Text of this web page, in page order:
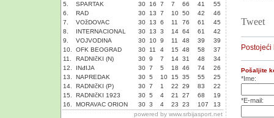
5.
SPARTAK 30 16 7 7 66 41
55
6.
RAD 30 13 7 10 50 42
46
7.
VOžDOVAC 30 13 6 11 76 61
45
8.
INTERNACIONAL 30 13 3 14 64 61
42
9.
VOJVODINA 30 10 9 11 48 39
39
10.
OFK BEOGRAD 30 11 4 15 48 58
37
11.
RADNIčKI (N) 30 9 7 14 31 48
34
12.
INđIJA 30 7 5 18 46 74
26
13.
NAPREDAK 30 5 10 15 35 55
25
14.
RADNIčKI (P) 30 7 1 22 29 83
22
15.
RADNIčKI 1923 30 5 4 21 27 68
19
16.
MORAVAC ORION 30 3 4 23 23 107
13
powered by www.srbijasport.net
Tweet
Postojeći
Pošaljite
*Ime:
*E-mail: